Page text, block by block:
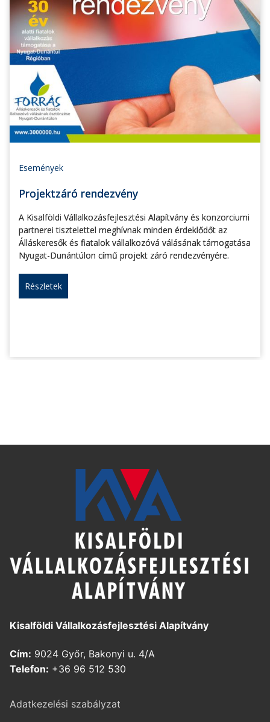
Események
Projektzáró rendezvény
A Kisalföldi Vállalkozásfejlesztési Alapítvány és konzorciumi
partnerei tisztelettel meghívnak minden érdeklődőt az
Álláskeresők és fiatalok vállalkozóvá válásának támogatása
Nyugat-Dunántúlon című projekt záró rendezvényére.
Részletek
Kisalföldi Vállalkozásfejlesztési Alapítvány
Cím: 9024 Győr, Bakonyi u. 4/A
Telefon: +36 96 512 530
Adatkezelési szabályzat